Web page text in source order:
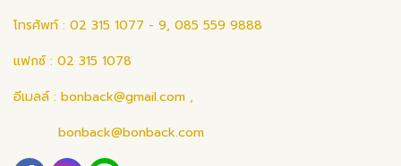
โทรศัพท์ : 02 315 1077 - 9, 085 559 9888
แฟกซ์ : 02 315 1078
อีเมลล์ : bonback@gmail.com ,
bonback@bonback.com